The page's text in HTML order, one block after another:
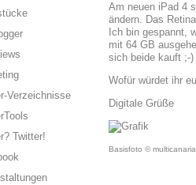
Am neuen iPad 4
ändern. Das
Ich bin gespannt,
mit 64 GB
sich beide kauft ;-)
Wofür würdet ihr
Digitale Grüße
Basisfoto ©
Verzeichnisse
Twitter!